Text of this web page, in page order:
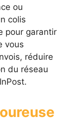
ou
colis
pour garantir
vous
réduire
du réseau